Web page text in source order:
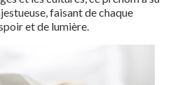
faisant de chaque
et de lumière.